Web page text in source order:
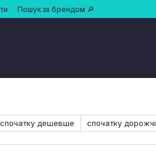
Пошук за брендом 🔎
спочатку дешевше спочатку дорожчі